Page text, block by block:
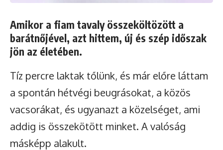
Amikor a fiam tavaly összeköltözött a
barátnőjével, azt hittem, új és szép időszak
jön az életében.
Tíz percre laktak tőlünk, és már előre láttam
a spontán hétvégi beugrásokat, a közös
vacsorákat, és ugyanazt a közelséget, ami
addig is összekötött minket. A valóság
másképp alakult.